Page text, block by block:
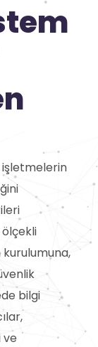
işletmelerin
ölçekli
bilgi
ve